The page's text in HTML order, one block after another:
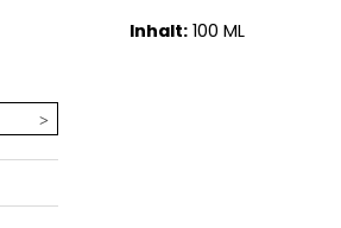
Inhalt: 100 ML